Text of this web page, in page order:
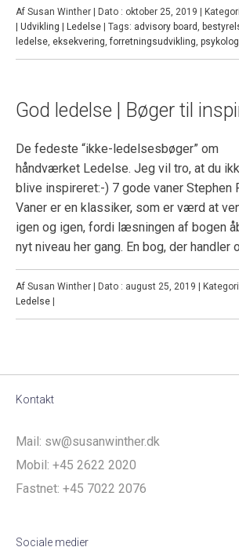
Af Susan Winther | Dato : oktober 25, 2019 |
| Udvikling | Ledelse | Tags: advisory board,
ledelse, eksekvering,forretningsudvikling,
God ledelse | Bøger til
De fedeste “ikke-ledelsesbøger” om
håndværket Ledelse. Jeg vil tro, at du
blive inspireret:-) 7 gode vaner Stephen
Vaner er en klassiker, som er værd at
igen og igen, fordi læsningen af bogen
nyt niveau her gang. En bog, der handler
Af Susan Winther | Dato : august 25, 2019 |
Ledelse
Kontakt
Mail: sw@susanwinther.dk
Mobil: +45 2622 2020
Fastnet: +45 7022 2076
Sociale medier